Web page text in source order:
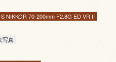
NIKKOR 70-200mm F2.8G ED VR II
写真